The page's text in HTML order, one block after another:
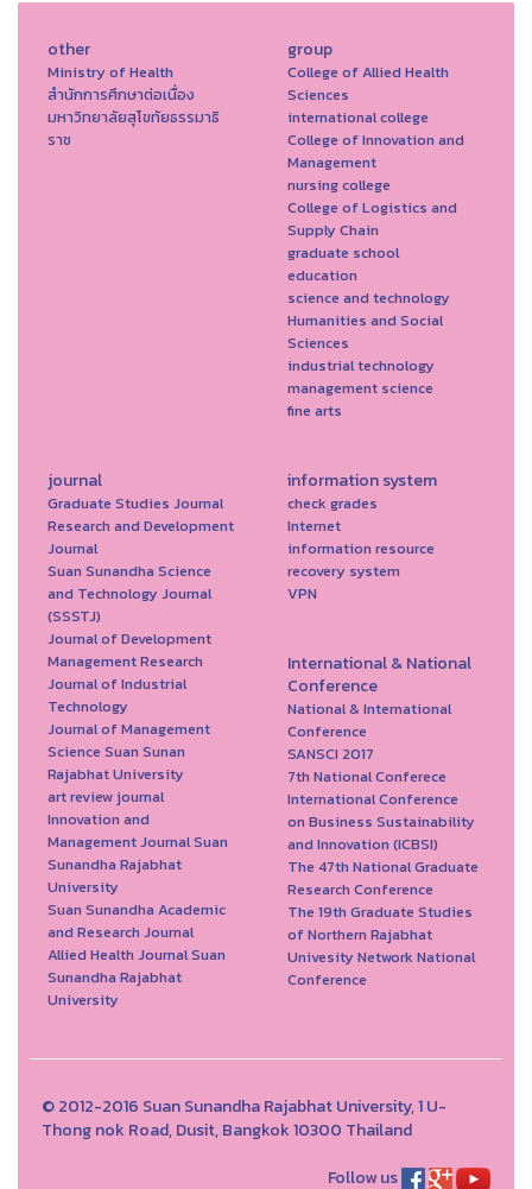
other
Ministry of Health
สำนักการศึกษาต่อเนื่อง
มหาวิทยาลัยสุโขทัยธรรมาธิ
ราช
group
College of Allied Health
Sciences
international college
College of Innovation and
Management
nursing college
College of Logistics and
Supply Chain
graduate school
education
science and technology
Humanities and Social
Sciences
industrial technology
management science
fine arts
journal
Graduate Studies Journal
Research and Development
Journal
Suan Sunandha Science
and Technology Journal
(SSSTJ)
Journal of Development
Management Research
Journal of Industrial
Technology
Journal of Management
Science Suan Sunan
Rajabhat University
art review journal
Innovation and
Management Journal Suan
Sunandha Rajabhat
University
Suan Sunandha Academic
and Research Journal
Allied Health Journal Suan
Sunandha Rajabhat
University
information system
check grades
Internet
information resource
recovery system
VPN
International & National
Conference
National & International
Conference
SANSCI 2017
7th National Conferece
International Conference
on Business Sustainability
and Innovation (ICBSI)
The 47th National Graduate
Research Conference
The 19th Graduate Studies
of Northern Rajabhat
Univesity Network National
Conference
© 2012-2016 Suan Sunandha Rajabhat University, 1 U-
Thong nok Road, Dusit, Bangkok 10300 Thailand
Follow us